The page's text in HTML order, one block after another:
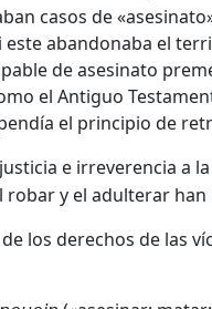
casos de
abandonaba el
de asesinato
el Antiguo
el principio de
e irreverencia a
robar y el adulterar
los derechos de las